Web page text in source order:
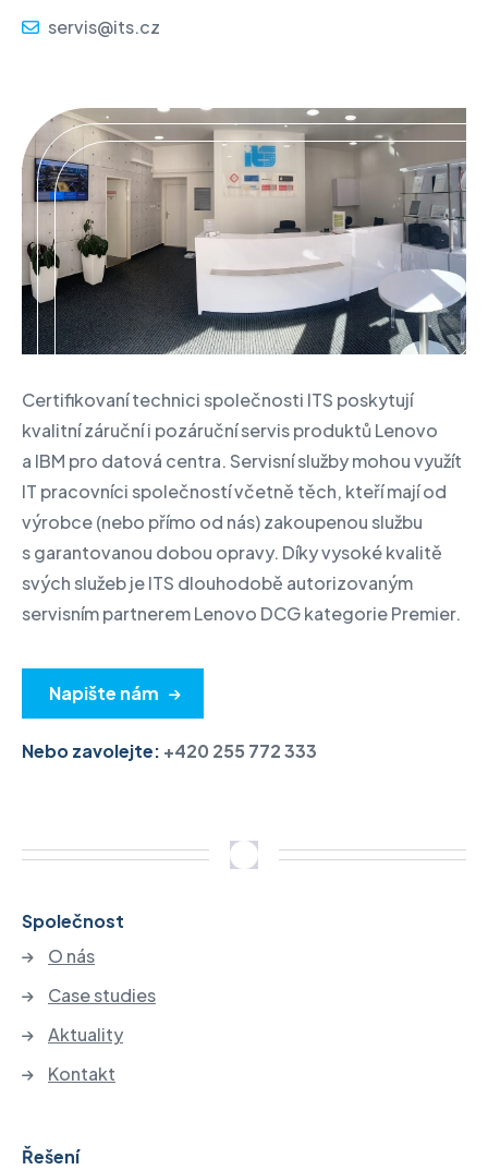
servis@its.cz
Certifikovaní technici společnosti ITS poskytují
kvalitní záruční i pozáruční servis produktů Lenovo
a IBM pro datová centra. Servisní služby mohou využít
IT pracovníci společností včetně těch, kteří mají od
výrobce (nebo přímo od nás) zakoupenou službu
s garantovanou dobou opravy. Díky vysoké kvalitě
svých služeb je ITS dlouhodobě autorizovaným
servisním partnerem Lenovo DCG kategorie Premier.
Napište nám
Nebo zavolejte: +420 255 772 333
Společnost
O nás
Case studies
Aktuality
Kontakt
Řešení